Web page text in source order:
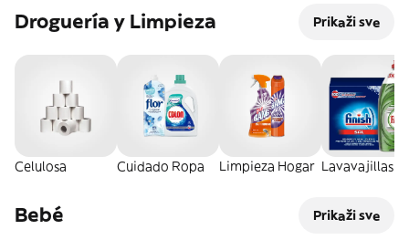
Droguería y Limpieza Prikaži sve
Celulosa Cuidado Ropa Limpieza Hogar Lavavajillas
Bebé Prikaži sve